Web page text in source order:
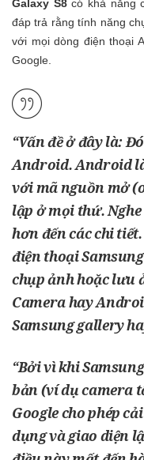
Galaxy S8có khả năng
đáp trả rằng tính năng
với mọi dòng điện thoại
Google.
“Vấn đề ở đây là:
Android. Android
với mã nguồn mở
lập ở mọi thứ.
hơn đến các chi
điện thoại
chụp ảnh hoặc lưu
Camera hay
Samsung gallery
“Bởi vì khi
bản (ví dụ camera
Google cho phép
dụng và giao diện